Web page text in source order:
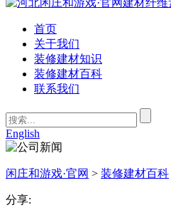
首页
关于我们
装修建材知识
装修建材百科
联系我们
English
闲庄和游戏·官网 > 装修建材百科
分享: